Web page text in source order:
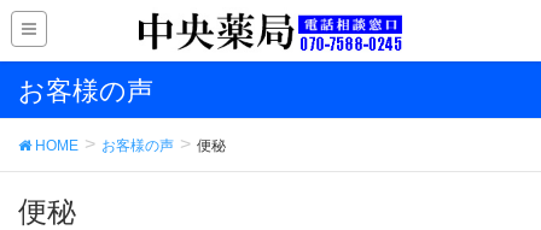
お客様の声
HOME お客様の声 便秘
便秘